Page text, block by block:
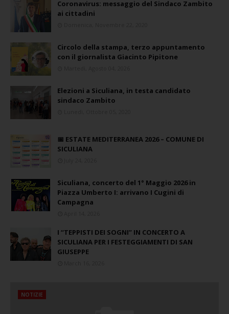
Coronavirus: messaggio del Sindaco Zambito
ai cittadini
Circolo della stampa, terzo appuntamento
con il giornalista Giacinto Pipitone
Elezioni a Siculiana, in testa candidato
sindaco Zambito
📅 ESTATE MEDITERRANEA 2026 – COMUNE DI
SICULIANA
Siculiana, concerto del 1° Maggio 2026 in
Piazza Umberto I: arrivano I Cugini di
Campagna
I “TEPPISTI DEI SOGNI” IN CONCERTO A
SICULIANA PER I FESTEGGIAMENTI DI SAN
GIUSEPPE
NOTIZIE